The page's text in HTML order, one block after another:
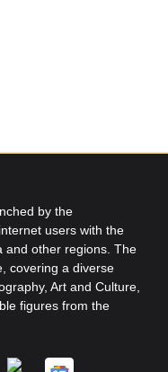
by the
users with the
and other regions. The
covering a diverse
Art and Culture,
figures from the